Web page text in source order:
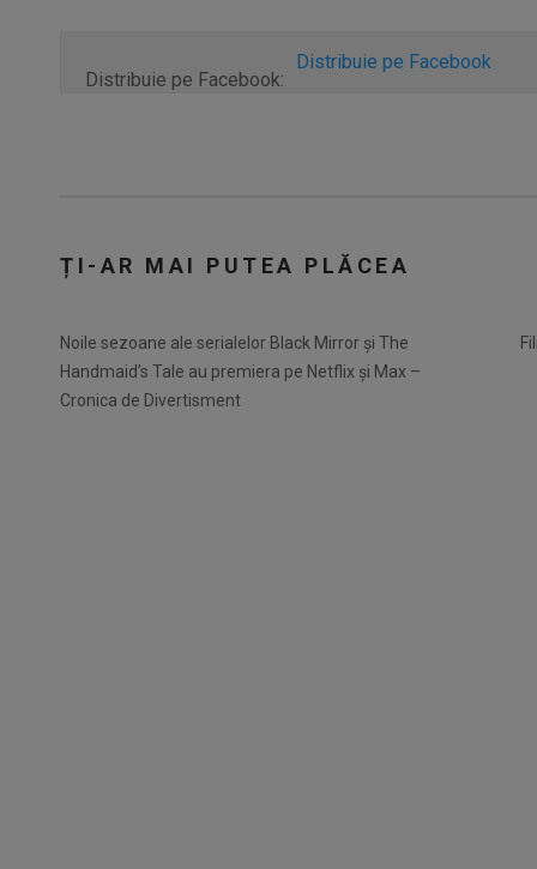
Distribuie pe Facebook:
Distribuie pe Facebook
ȚI-AR MAI PUTEA PLĂCEA
Noile sezoane ale serialelor Black Mirror și The
Handmaid’s Tale au premiera pe Netflix și Max –
Cronica de Divertisment